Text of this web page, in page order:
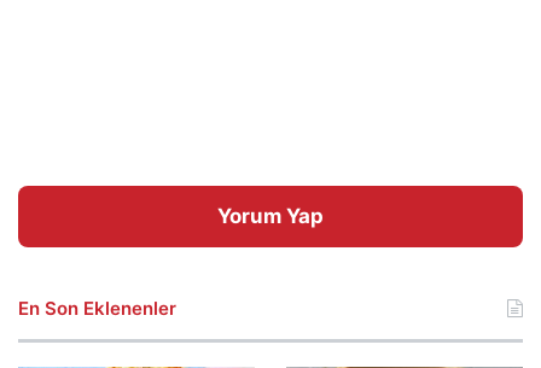
Yorum Yap
En Son Eklenenler